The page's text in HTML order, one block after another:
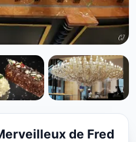
de Fred à
de Fred